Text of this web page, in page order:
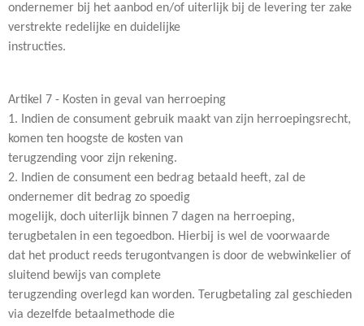
ondernemer bij het aanbod en/of uiterlijk bij de levering ter zake
verstrekte redelijke en duidelijke
instructies.
Artikel 7 - Kosten in geval van herroeping
1. Indien de consument gebruik maakt van zijn herroepingsrecht,
komen ten hoogste de kosten van
terugzending voor zijn rekening.
2. Indien de consument een bedrag betaald heeft, zal de
ondernemer dit bedrag zo spoedig
mogelijk, doch uiterlijk binnen 7 dagen na herroeping,
terugbetalen in een tegoedbon. Hierbij is wel de voorwaarde
dat het product reeds terugontvangen is door de webwinkelier of
sluitend bewijs van complete
terugzending overlegd kan worden. Terugbetaling zal geschieden
via dezelfde betaalmethode die